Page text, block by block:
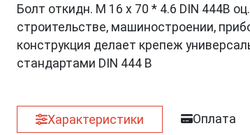
Болт откидн. М 16 х 70 * 4.6 DIN 444B
строительстве, машиностроении,
конструкция делает крепеж
стандартами DIN 444 B
Характеристики Оплата